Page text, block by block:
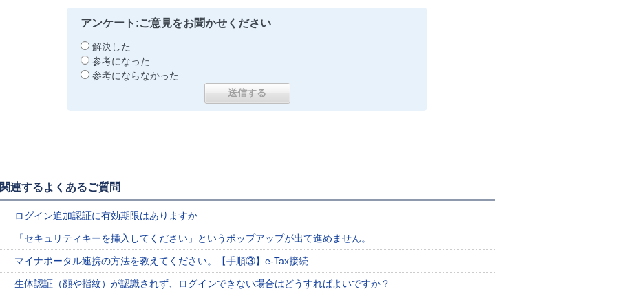
アンケート:ご意見をお聞かせください
解決した
参考になった
参考にならなかった
関連するよくあるご質問
ログイン追加認証に有効期限はありますか
「セキュリティキーを挿入してください」というポップアップが出て進めません。
マイナポータル連携の方法を教えてください。【手順③】e-Tax接続
生体認証（顔や指紋）が認識されず、ログインできない場合はどうすればよいですか？